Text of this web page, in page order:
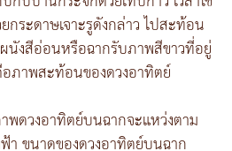
กระดาษเจาะรูดังกล่าว ไปสะท้อน
นังสีอ่อนหรือฉากรับภาพสีขาวที่อยู่
ภาพสะท้อนของดวงอาทิตย์
พดวงอาทิตย์บนฉากจะแหว่งตาม